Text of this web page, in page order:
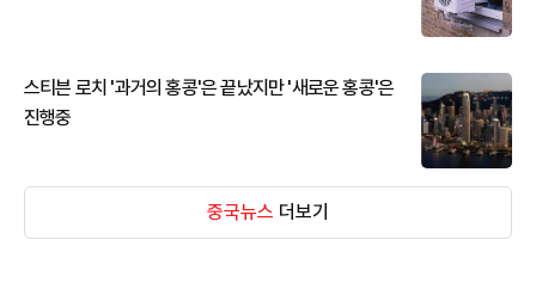
스티븐 로치 '과거의 홍콩'은 끝났지만 '새로운 홍콩'은
진행중
중국뉴스 더보기